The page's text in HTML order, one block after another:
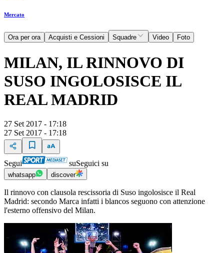
Mercato
Ora per ora Acquisti e Cessioni Squadre Video Foto
MILAN, IL RINNOVO DI
SUSO INGOLOSISCE IL
REAL MADRID
27 Set 2017 - 17:18
27 Set 2017 - 17:18
Segui suSeguici su
whatsapp discover
Il rinnovo con clausola rescissoria di Suso ingolosisce il Real
Madrid: secondo Marca infatti i blancos seguono con attenzione
l'esterno offensivo del Milan.